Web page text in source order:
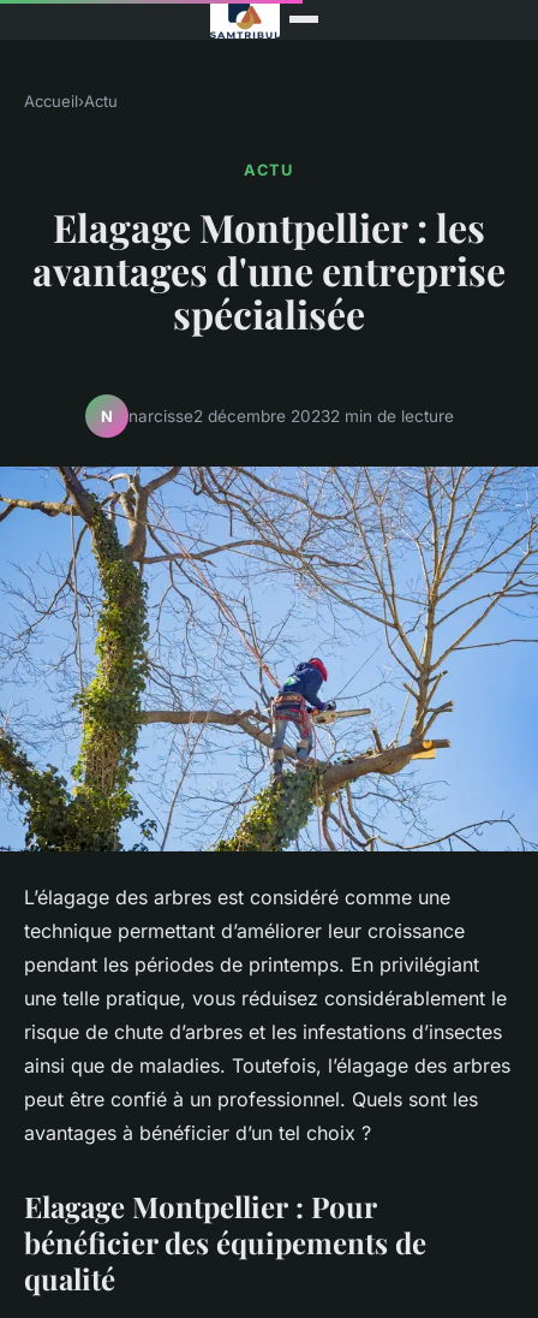
Accueil›Actu
ACTU
Elagage Montpellier : les
avantages d'une entreprise
spécialisée
N narcisse2 décembre 20232 min de lecture
L’élagage des arbres est considéré comme une
technique permettant d’améliorer leur croissance
pendant les périodes de printemps. En privilégiant
une telle pratique, vous réduisez considérablement le
risque de chute d’arbres et les infestations d’insectes
ainsi que de maladies. Toutefois, l’élagage des arbres
peut être confié à un professionnel. Quels sont les
avantages à bénéficier d’un tel choix ?
Elagage Montpellier : Pour
bénéficier des équipements de
qualité